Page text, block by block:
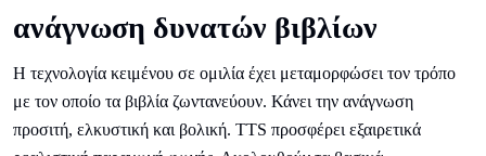
ανάγνωση δυνατών βιβλίων
Η τεχνολογία κειμένου σε ομιλία έχει μεταμορφώσει τον τρόπο
με τον οποίο τα βιβλία ζωντανεύουν. Κάνει την ανάγνωση
προσιτή, ελκυστική και βολική. TTS προσφέρει εξαιρετικά